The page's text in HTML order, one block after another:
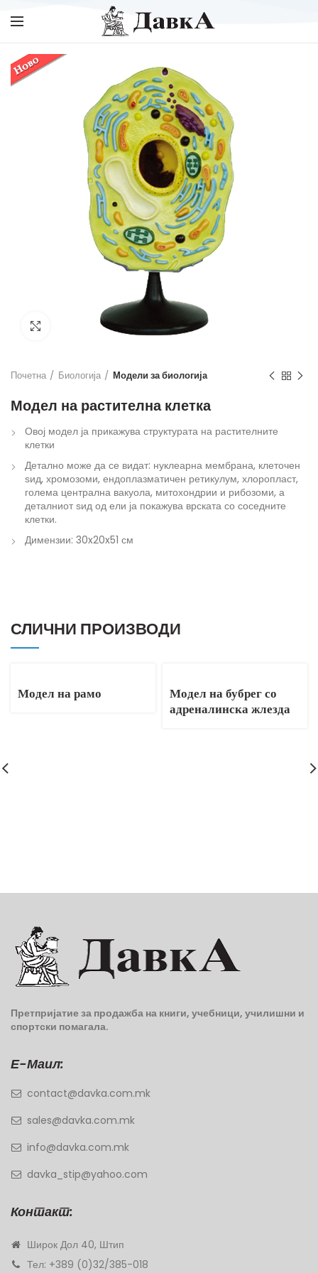
Кликнете за зголемување
Почетна Биологија Модели за биологија
Модел на растителна клетка
Овој модел ја прикажува структурата на растителните
клетки
Детално може да се видат: нуклеарна мембрана, клеточен
ѕид, хромозоми, ендоплазматичен ретикулум, хлоропласт,
голема централна вакуола, митохондрии и рибозоми, а
деталниот ѕид од ели ја покажува врската со соседните
клетки.
Димензии: 30x20x51 см
СЛИЧНИ ПРОИЗВОДИ
Модел на рамо
Модел на бубрег со
адреналинска жлезда
Претпријатие за продажба на книги, учебници, училишни и
спортски помагала.
Е-Маил:
contact@davka.com.mk
sales@davka.com.mk
info@davka.com.mk
davka_stip@yahoo.com
Контакт:
Широк Дол 40, Штип
Тел: +389 (0)32/385-018